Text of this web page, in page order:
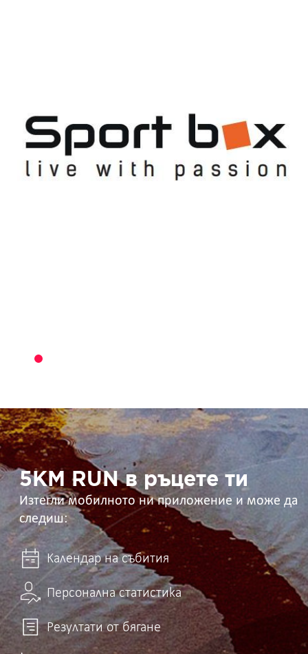
5KM
RUN
в
ръцете
ти 5KM RUN в ръцете ти
Изтегли мобилното ни приложение и може да
следиш:
Календар на събития
Персонална статистика
Резултати от бягане